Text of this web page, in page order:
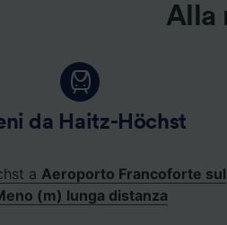
Alla
da Haitz-Höchst
a Aeroporto Francoforte sul
(m) lunga distanza